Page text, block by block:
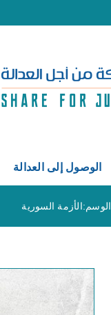
الوصول إلى العدالة
الوسم:الأزمة السورية